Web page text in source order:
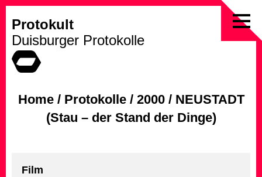
to
Protokult
Duisburger Protokolle
Home/ Protokolle/ 2000/ NEUSTADT
(Stau – der Stand der Dinge)
Film